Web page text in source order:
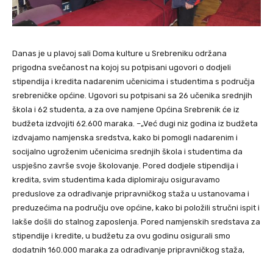
Danas je u plavoj sali Doma kulture u Srebreniku održana
prigodna svečanost na kojoj su potpisani ugovori o dodjeli
stipendija i kredita nadarenim učenicima i studentima s područja
srebreničke općine. Ugovori su potpisani sa 26 učenika srednjih
škola i 62 studenta, a za ove namjene Općina Srebrenik će iz
budžeta izdvojiti 62.600 maraka. –„Već dugi niz godina iz budžeta
izdvajamo namjenska sredstva, kako bi pomogli nadarenim i
socijalno ugroženim učenicima srednjih škola i studentima da
uspješno završe svoje školovanje. Pored dodjele stipendija i
kredita, svim studentima kada diplomiraju osiguravamo
preduslove za odrađivanje pripravničkog staža u ustanovama i
preduzećima na području ove općine, kako bi položili stručni ispit i
lakše došli do stalnog zaposlenja. Pored namjenskih sredstava za
stipendije i kredite, u budžetu za ovu godinu osigurali smo
dodatnih 160.000 maraka za odrađivanje pripravničkog staža,